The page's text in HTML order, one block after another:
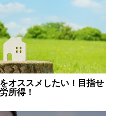
オススメしたい！目指せ
所得！